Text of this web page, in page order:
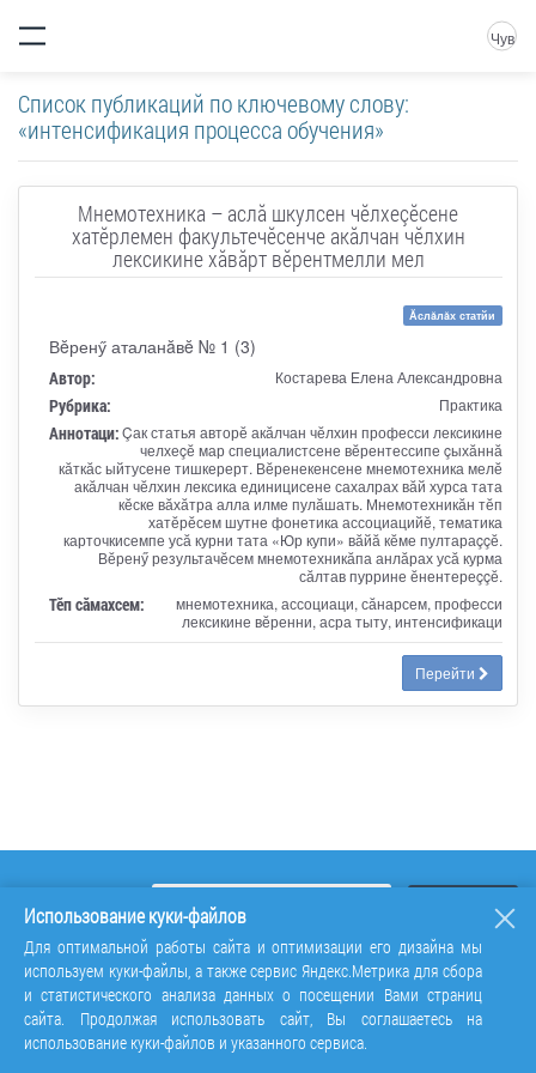
Чув
Список публикаций по ключевому слову:
«интенсификация процесса обучения»
Мнемотехника – аслӑ шкулсен чӗлхеçӗсене
хатӗрлемен факультечӗсенче акӑлчан чӗлхин
лексикине хӑвӑрт вӗрентмелли мел
Ăслăлăх статйи
Вĕренӳ аталанăвĕ № 1 (3)
Автор: Костарева Елена Александровна
Рубрика: Практика
Аннотаци:Çак статья авторӗ акӑлчан чӗлхин професси лексикине
челхеçӗ мар специалистсене вӗрентессипе çыхӑннӑ
кӑткӑс ыйтусене тишкерерт. Вӗренекенсене мнемотехника мелӗ
акӑлчан чӗлхин лексика единицисене сахалрах вӑй хурса тата
кӗске вӑхӑтра алла илме пулӑшать. Мнемотехникӑн тӗп
хатӗрӗсем шутне фонетика ассоциацийӗ, тематика
карточкисемпе усӑ курни тата «Юр купи» вӑйӑ кӗме пултараççӗ.
Вӗренӳ результачӗсем мнемотехникӑпа анлӑрах усӑ курма
сӑлтав пуррине ӗнентереççӗ.
Тӗп сӑмахсем:
мнемотехника, ассоциаци, сӑнарсем, професси
лексикине вӗренни, асра тыту, интенсификаци
Перейти
Использование куки-файлов
Для оптимальной работы сайта и оптимизации его дизайна мы
используем куки-файлы, а также сервис Яндекс.Метрика для сбора
и статистического анализа данных о посещении Вами страниц
сайта. Продолжая использовать сайт, Вы соглашаетесь на
использование куки-файлов и указанного сервиса.